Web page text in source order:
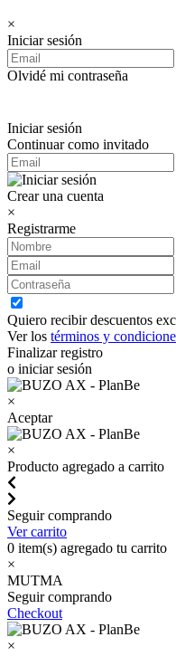
×
Iniciar sesión
Olvidé mi contraseña
Iniciar sesión
Continuar como invitado
Crear una cuenta
×
Registrarme
Quiero recibir descuentos
Ver los términos y
Finalizar registro
o iniciar sesión
×
Aceptar
×
Producto agregado a carrito
Seguir comprando
Ver carrito
0 item(s) agregado tu carrito
×
MUTMA
Seguir comprando
Checkout
×